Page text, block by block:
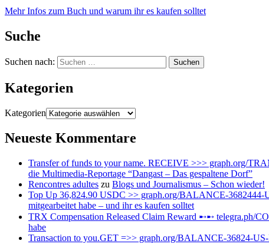
Mehr Infos zum Buch und warum ihr es kaufen solltet
Suche
Suchen nach:
Kategorien
Kategorien
Neueste Kommentare
Transfer of funds to your name. RECEIVE >>> graph.org/
die Multimedia-Reportage “Dangast – Das gespaltene Dorf”
Rencontres adultes zu Blogs und Journalismus – Schon wieder!
Top Up 36,824.90 USDC >> graph.org/BALANCE-3682444-
mitgearbeitet habe – und ihr es kaufen solltet
TRX Compensation Released Claim Reward ➸➸ telegra.ph/
habe
Transaction to you.GET =>> graph.org/BALANCE-36824-